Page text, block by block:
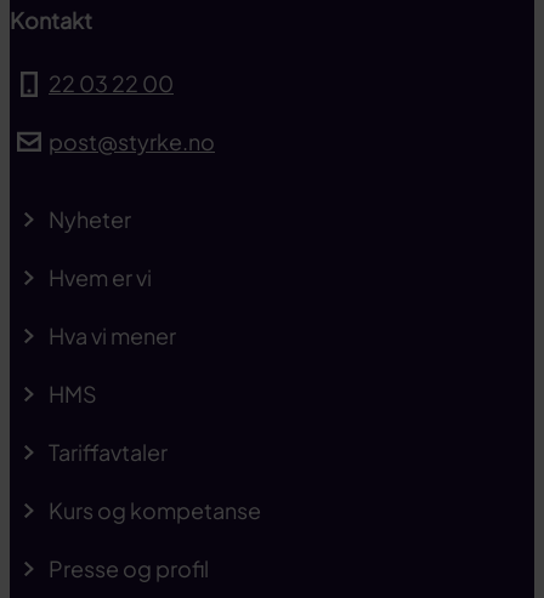
Kontakt
22 03 22 00
post@styrke.no
Nyheter
Hvem er vi
Hva vi mener
HMS
Tariffavtaler
Kurs og kompetanse
Presse og profil